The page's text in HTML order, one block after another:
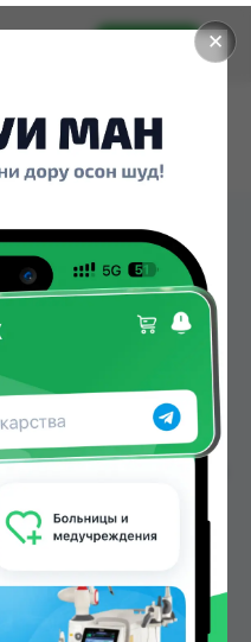
✕
Установить
БЕЙБИ) 20МЛ
в аптеках, Дорухона
Душанбе и других